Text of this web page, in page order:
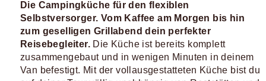
Die Campingküche für den flexiblen
Selbstversorger. Vom Kaffee am Morgen bis hin
zum geselligen Grillabend dein perfekter
Reisebegleiter. Die Küche ist bereits komplett
zusammengebaut und in wenigen Minuten in deinem
Van befestigt. Mit der vollausgestatteten Küche bist du